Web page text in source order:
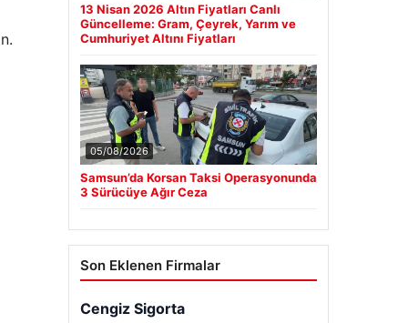
13 Nisan 2026 Altın Fiyatları Canlı
Güncelleme: Gram, Çeyrek, Yarım ve
Cumhuriyet Altını Fiyatları
05/08/2026
Samsun’da Korsan Taksi Operasyonunda
3 Sürücüye Ağır Ceza
Son Eklenen Firmalar
Cengiz Sigorta